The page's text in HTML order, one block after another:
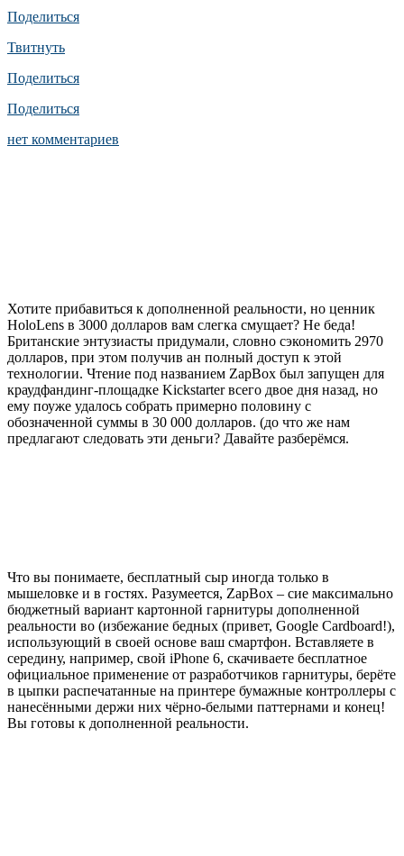
Поделиться
Твитнуть
Поделиться
Поделиться
нет комментариев
Хотите прибавиться к дополненной реальности, но ценник
HoloLens в 3000 долларов вам слегка смущает? Не беда!
Британские энтузиасты придумали, словно сэкономить 2970
долларов, при этом получив ан полный доступ к этой
технологии. Чтение под названием ZapBox был запущен для
краудфандинг-площадке Kickstarter всего двое дня назад, но
ему поуже удалось собрать примерно половину с
обозначенной суммы в 30 000 долларов. (до что же нам
предлагают следовать эти деньги? Давайте разберёмся.
Что вы понимаете, бесплатный сыр иногда только в
мышеловке и в гостях. Разумеется, ZapBox – сие максимально
бюджетный вариант картонной гарнитуры дополненной
реальности во (избежание бедных (привет, Google Cardboard!),
использующий в своей основе ваш смартфон. Вставляете в
середину, например, свой iPhone 6, скачиваете бесплатное
официальное применение от разработчиков гарнитуры, берёте
в цыпки распечатанные на принтере бумажные контроллеры с
нанесёнными держи них чёрно-белыми паттернами и конец!
Вы готовы к дополненной реальности.